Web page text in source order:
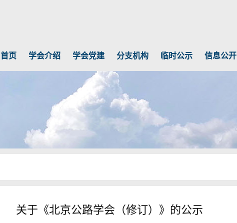
首页 学会介绍 学会党建 分支机构 临时公示 信息公开
关于《北京公路学会（修订）》的公示